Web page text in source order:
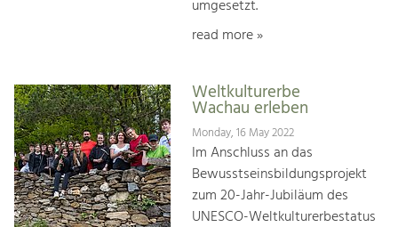
umgesetzt.
read more »
Weltkulturerbe
Wachau erleben
Monday, 16 May 2022
Im Anschluss an das
Bewusstseinsbildungsprojekt
zum 20-Jahr-Jubiläum des
UNESCO-Weltkulturerbestatus